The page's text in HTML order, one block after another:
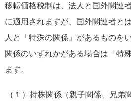
移転価格税制は、法人と国外関連
に適用されますが、国外関連者と
人と「特殊の関係」があるものを
関係のいずれかがある場合は「特
ます。
（１）持株関係（親子関係、兄弟関